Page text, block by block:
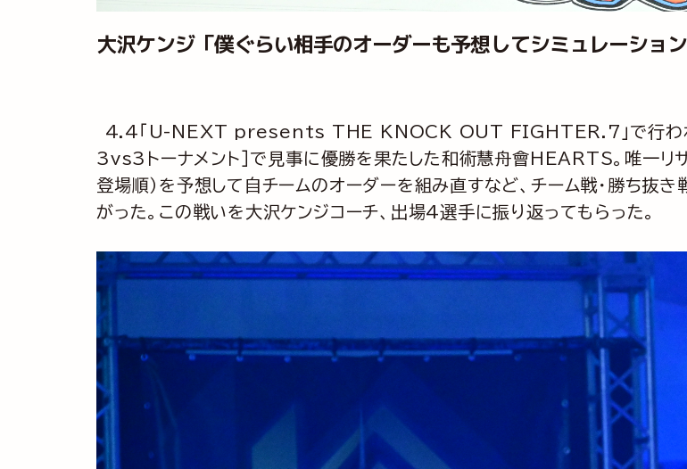
大沢ケンジ「僕ぐらい相手のオーダーも予想してシミュレーショ
4.4「U-NEXT presents THE KNOCK OUT FIGHTER.7」で行われ
3vs3トーナメント］で見事に優勝を果たした和術慧舟會HEARTS。唯一リ
登場順）を予想して自チームのオーダーを組み直すなど、チーム戦・勝ち抜
がった。この戦いを大沢ケンジコーチ、出場4選手に振り返ってもらった。